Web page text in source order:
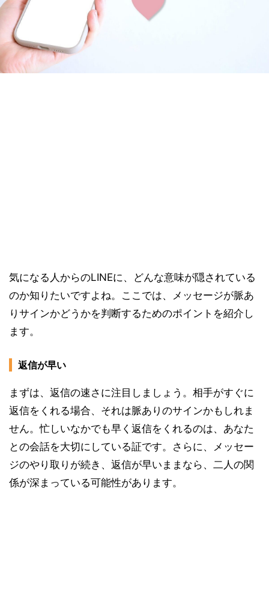
気になる人からのLINEに、どんな意味が隠されている
のか知りたいですよね。ここでは、メッセージが脈あ
りサインかどうかを判断するためのポイントを紹介し
ます。
返信が早い
まずは、返信の速さに注目しましょう。相手がすぐに
返信をくれる場合、それは脈ありのサインかもしれま
せん。忙しいなかでも早く返信をくれるのは、あなた
との会話を大切にしている証です。さらに、メッセー
ジのやり取りが続き、返信が早いままなら、二人の関
係が深まっている可能性があります。